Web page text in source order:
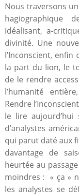
Nous traversons
hagiographique
idéalisant, a-
divinité. Une
l’Inconscient,
la part du lion, le
de le rendre
l’humanité
Rendre
le lire
d’analystes
qui parut daté aux
davantage de
heurtée au
moindres : « ça »
les analystes se